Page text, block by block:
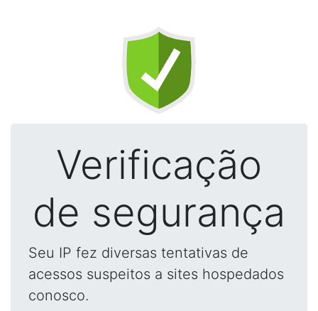
Verificação
de segurança
Seu IP fez diversas tentativas de
acessos suspeitos a sites hospedados
conosco.